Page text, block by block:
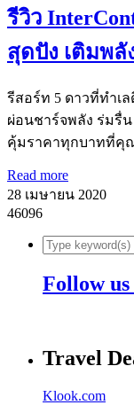
รีวิว
สุดปัง เติมพลั
รีสอร์ท 5 ดาวที่ทำเ
ผ่อนชาร์จพลัง ร่มรื่
คุ้มราคาทุกบาทที่คุณ
Read more
28 เมษายน 2020
46096
Follow us
Travel
Klook.com